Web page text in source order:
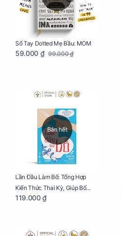
Sổ Tay Dotted Mẹ Bầu: MOM
59.000 ₫ 99.000 ₫
Bán hết
Lần Đầu Làm Bố: Tổng Hợp
Kiến Thức Thai Kỳ, Giúp Bố
Thấu Hiểu Hơn Về Mẹ Bầu Và
119.000 ₫